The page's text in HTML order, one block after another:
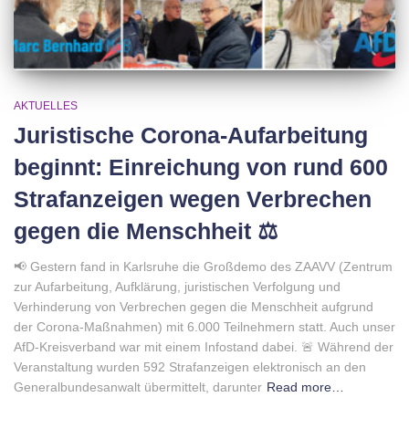
AKTUELLES
Juristische Corona-Aufarbeitung
beginnt: Einreichung von rund 600
Strafanzeigen wegen Verbrechen
gegen die Menschheit ⚖️
📢 Gestern fand in Karlsruhe die Großdemo des ZAAVV (Zentrum
zur Aufarbeitung, Aufklärung, juristischen Verfolgung und
Verhinderung von Verbrechen gegen die Menschheit aufgrund
der Corona-Maßnahmen) mit 6.000 Teilnehmern statt. Auch unser
AfD-Kreisverband war mit einem Infostand dabei. 🚨 Während der
Veranstaltung wurden 592 Strafanzeigen elektronisch an den
Generalbundesanwalt übermittelt, darunter Read more…